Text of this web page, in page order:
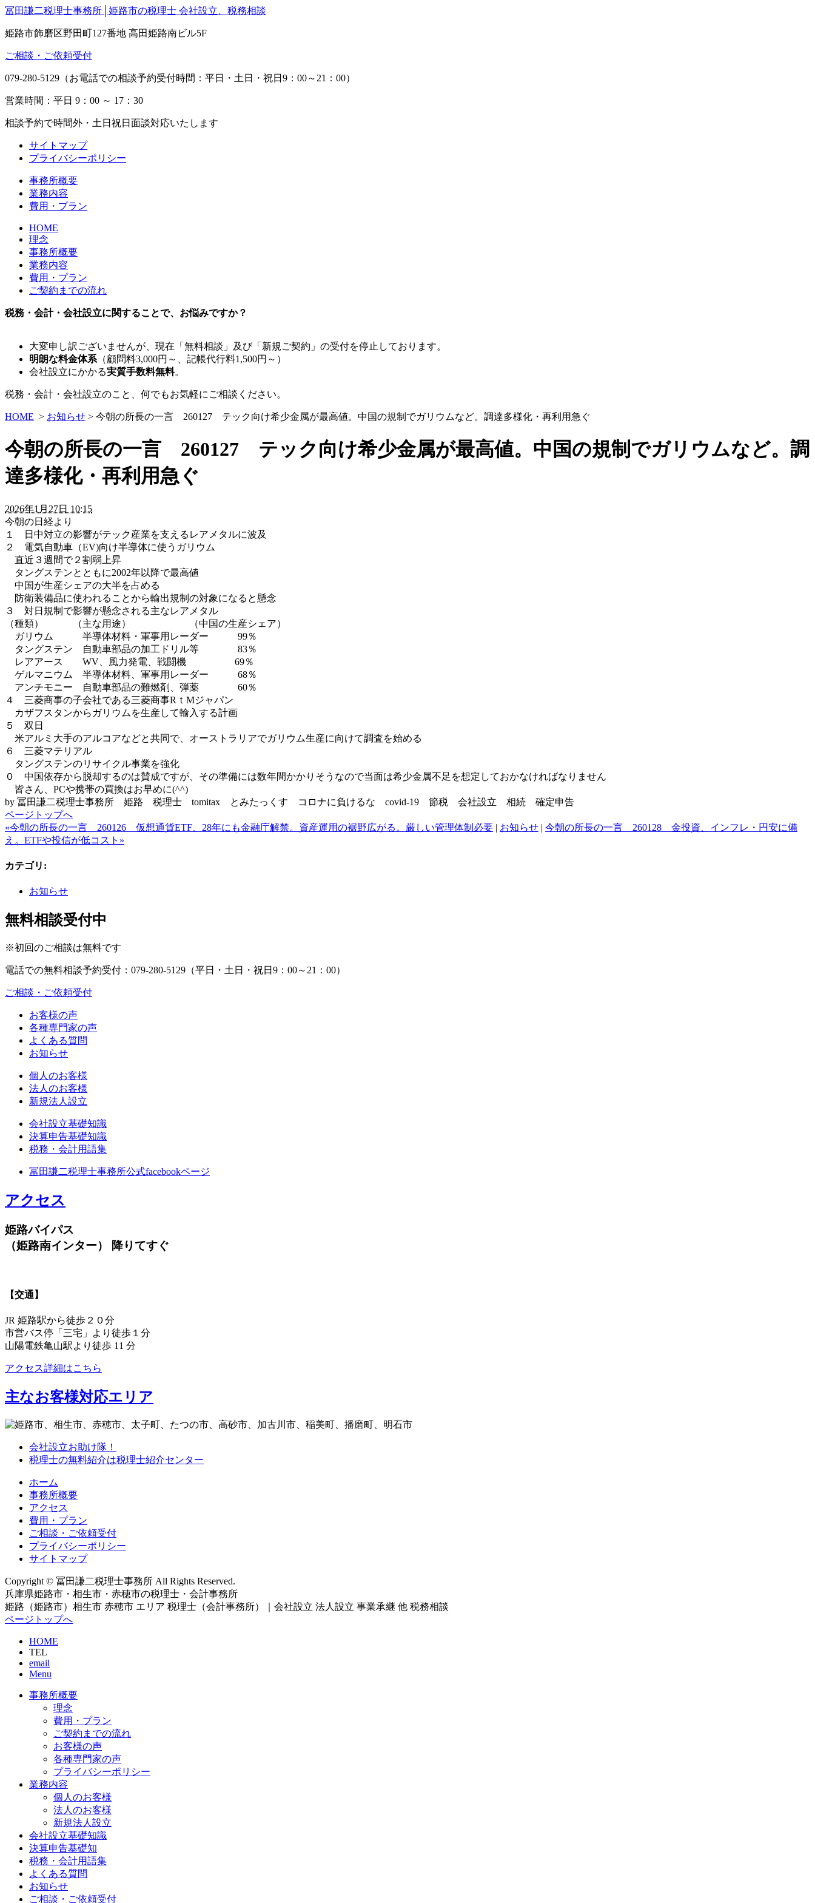
冨田謙二税理士事務所│姫路市の税理士 会社設立、税務相談
姫路市飾磨区野田町127番地 高田姫路南ビル5F
ご相談・ご依頼受付
079-280-5129（お電話での相談予約受付時間：平日・土日・祝日9：00～21：00）
営業時間：平日 9：00 ～ 17：30
相談予約で時間外・土日祝日面談対応いたします
サイトマップ
プライバシーポリシー
事務所概要
業務内容
費用・プラン
HOME
理念
事務所概要
業務内容
費用・プラン
ご契約までの流れ
税務・会計・会社設立に関することで、お悩みですか？
大変申し訳ございませんが、現在「無料相談」及び「新規ご契約」の受付を停止しております。
明朗な料金体系 （顧問料3,000円～、記帳代行料1,500円～）
会社設立にかかる実質手数料無料。
税務・会計・会社設立のこと、何でもお気軽にご相談ください。
HOME > お知らせ > 今朝の所長の一言 260127 テック向け希少金属が最高値。中国の規制でガリウムなど。調達多様化・再利用急ぐ
今朝の所長の一言 260127 テック向け希少金属が最高値。中国の規制でガリウムなど。調
達多様化・再利用急ぐ
2026年1月27日 10:15
今朝の日経より
１ 日中対立の影響がテック産業を支えるレアメタルに波及
２ 電気自動車（EV)向け半導体に使うガリウム
直近３週間で２割弱上昇
タングステンとともに2002年以降で最高値
中国が生産シェアの大半を占める
防衛装備品に使われることから輸出規制の対象になると懸念
３ 対日規制で影響が懸念される主なレアメタル
（種類） （主な用途） （中国の生産シェア）
ガリウム 半導体材料・軍事用レーダー 99％
タングステン 自動車部品の加工ドリル等 83％
レアアース WV、風力発電、戦闘機 69％
ゲルマニウム 半導体材料、軍事用レーダー 68％
アンチモニー 自動車部品の難燃剤、弾薬 60％
４ 三菱商事の子会社である三菱商事RｔMジャパン
カザフスタンからガリウムを生産して輸入する計画
５ 双日
米アルミ大手のアルコアなどと共同で、オーストラリアでガリウム生産に向けて調査を始める
６ 三菱マテリアル
タングステンのリサイクル事業を強化
０ 中国依存から脱却するのは賛成ですが、その準備には数年間かかりそうなので当面は希少金属不足を想定しておかなければなりません
皆さん、PCや携帯の買換はお早めに(^^)
by 冨田謙二税理士事務所 姫路 税理士 tomitax とみたっくす コロナに負けるな covid-19 節税 会社設立 相続 確定申告
ページトップへ
«今朝の所長の一言 260126 仮想通貨ETF、28年にも金融庁解禁。資産運用の裾野広がる。厳しい管理体制必要 | お知らせ | 今朝の所長の一言 260128 金投資、インフレ・円安に備
え。ETFや投信が低コスト»
カテゴリ :
お知らせ
無料相談受付中
※初回のご相談は無料です
電話での無料相談予約受付： 079-280-5129 （平日・土日・祝日9：00～21：00）
ご相談・ご依頼受付
お客様の声
各種専門家の声
よくある質問
お知らせ
個人のお客様
法人のお客様
新規法人設立
会社設立基礎知識
決算申告基礎知識
税務・会計用語集
冨田謙二税理士事務所公式facebookページ
アクセス
姫路バイパス
（姫路南インター） 降りてすぐ
【交通】
JR 姫路駅から徒歩２０分
市営バス停「三宅」より徒歩１分
山陽電鉄亀山駅より徒歩 11 分
アクセス詳細はこちら
主なお客様対応エリア
会社設立お助け隊！
税理士の無料紹介は税理士紹介センター
ホーム
事務所概要
アクセス
費用・プラン
ご相談・ご依頼受付
プライバシーポリシー
サイトマップ
Copyright © 冨田謙二税理士事務所 All Rights Reserved.
兵庫県姫路市・相生市・赤穂市の税理士・会計事務所
姫路（姫路市）相生市 赤穂市 エリア 税理士（会計事務所）｜会社設立 法人設立 事業承継 他 税務相談
ページトップへ
HOME
TEL
email
Menu
事務所概要
理念
費用・プラン
ご契約までの流れ
お客様の声
各種専門家の声
プライバシーポリシー
業務内容
個人のお客様
法人のお客様
新規法人設立
会社設立基礎知識
決算申告基礎知
税務・会計用語集
よくある質問
お知らせ
ご相談・ご依頼受付